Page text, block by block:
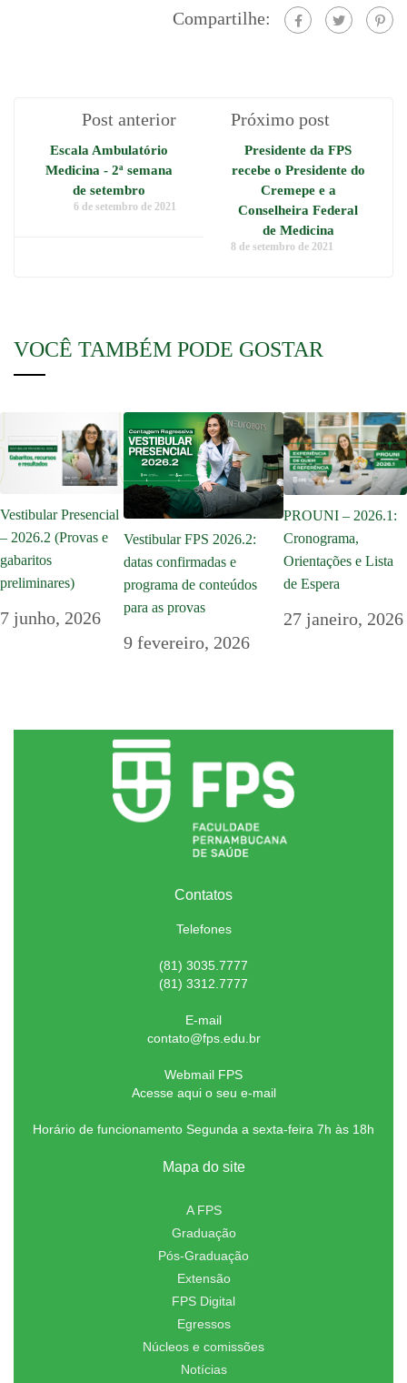
Compartilhe:
Post anterior
Escala Ambulatório
Medicina - 2ª semana
de setembro
6 de setembro de 2021
Próximo post
Presidente da FPS
recebe o Presidente do
Cremepe e a
Conselheira Federal
de Medicina
8 de setembro de 2021
VOCÊ TAMBÉM PODE GOSTAR
Vestibular Presencial
– 2026.2 (Provas e
gabaritos
preliminares)
7 junho, 2026
Vestibular FPS 2026.2:
datas confirmadas e
programa de conteúdos
para as provas
9 fevereiro, 2026
PROUNI – 2026.1:
Cronograma,
Orientações e Lista
de Espera
27 janeiro, 2026
Contatos
Telefones
(81) 3035.7777
(81) 3312.7777
E-mail
contato@fps.edu.br
Webmail FPS
Acesse aqui o seu e-mail
Horário de funcionamento Segunda a sexta-feira 7h às 18h
Mapa do site
A FPS
Graduação
Pós-Graduação
Extensão
FPS Digital
Egressos
Núcleos e comissões
Notícias